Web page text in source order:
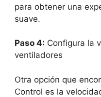
para obtener una
suave.
Paso 4: Configura la
ventiladores
Otra opción que
Control es la